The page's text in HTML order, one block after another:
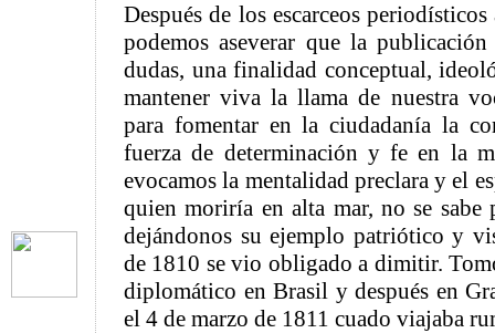
Después de los escarceos
podemos aseverar que la
dudas, una finalidad conceptual,
mantener viva la llama de nuestra
para fomentar en la ciudadanía la
fuerza de determinación y fe en la
evocamos la mentalidad preclara y el
quien moriría en alta mar, no se sabe
dejándonos su ejemplo patriótico y
de 1810 se vio obligado a dimitir.
diplomático en Brasil y después en
el 4 de marzo de 1811 cuado viajaba